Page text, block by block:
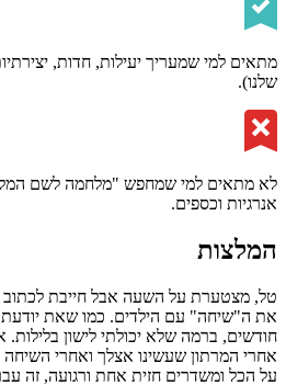
מתאים למי שמעריך יעילות, חדות,
שלנו).
לא מתאים למי שמחפש "מלחמה לשם
אנרגיות וכספים.
המלצות
טל, מצטערת על השעה אבל חייבת לכתוב
את ה"שיחה" עם הילדים. כמו שאת
חודשים, ברמה שלא יכולתי לישון בלילות.
אחרי המרתון שעשינו אצלך ואחרי השיחה
על הכל ומשדרים חזית אחת ורגועה, זה